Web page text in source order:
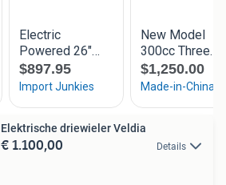
Elektrische driewieler Veldia
€ 1.100,00 Details